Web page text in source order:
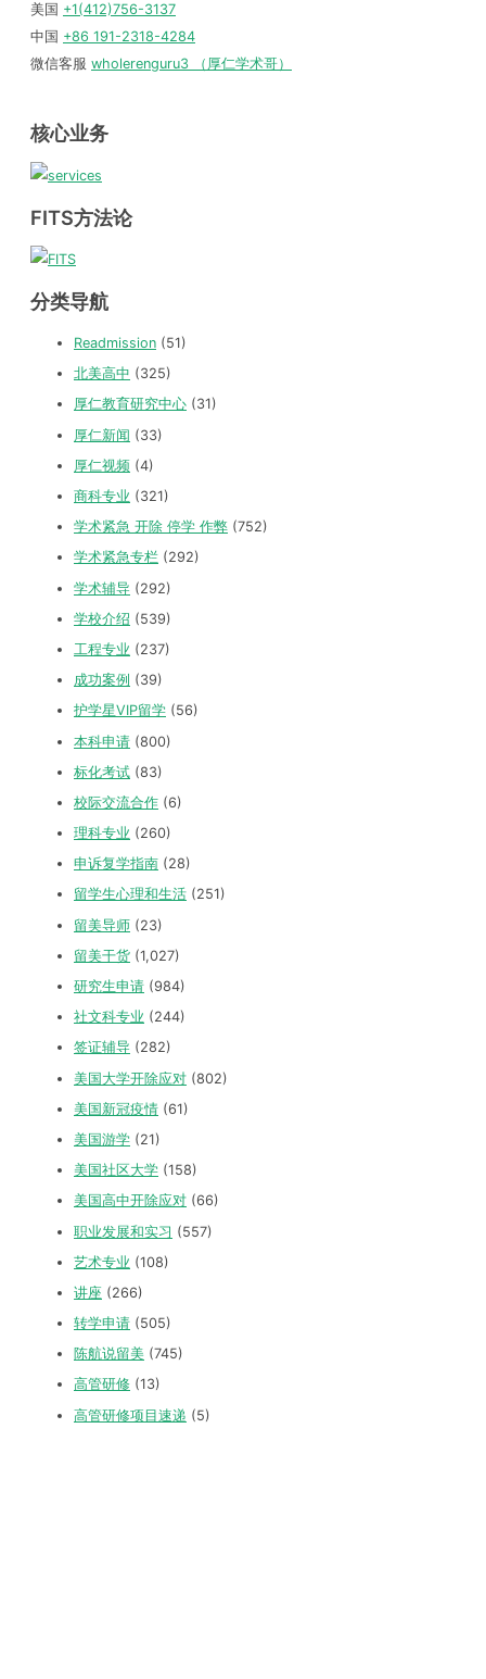
美国 +1(412)756-3137
中国 +86 191-2318-4284
微信客服 wholerenguru3 （厚仁学术哥）
核心业务
FITS方法论
分类导航
Readmission (51)
北美高中 (325)
厚仁教育研究中心 (31)
厚仁新闻 (33)
厚仁视频 (4)
商科专业 (321)
学术紧急 开除 停学 作弊 (752)
学术紧急专栏 (292)
学术辅导 (292)
学校介绍 (539)
工程专业 (237)
成功案例 (39)
护学星VIP留学 (56)
本科申请 (800)
标化考试 (83)
校际交流合作 (6)
理科专业 (260)
申诉复学指南 (28)
留学生心理和生活 (251)
留美导师 (23)
留美干货 (1,027)
研究生申请 (984)
社文科专业 (244)
签证辅导 (282)
美国大学开除应对 (802)
美国新冠疫情 (61)
美国游学 (21)
美国社区大学 (158)
美国高中开除应对 (66)
职业发展和实习 (557)
艺术专业 (108)
讲座 (266)
转学申请 (505)
陈航说留美 (745)
高管研修 (13)
高管研修项目速递 (5)